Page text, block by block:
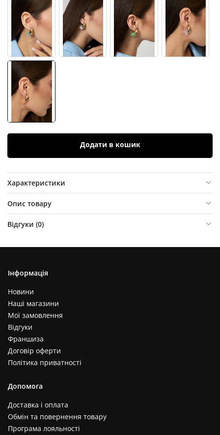
Додати в кошик
Характеристики
Опис товару
Відгуки (0)
Інформація
Новини
Наші магазини
Мої замовлення
Відгуки
Франшиза
Договір оферти
Політика приватності
Допомога
Доставка і оплата
Обмін та повернення товару
Програма лояльності